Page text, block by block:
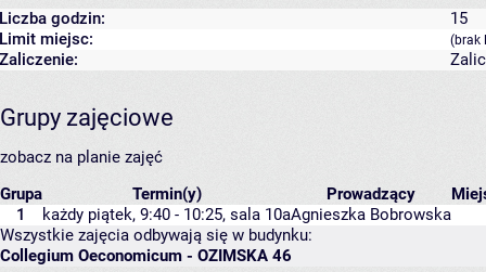
Liczba godzin:
15
Limit miejsc:
(brak
Zaliczenie:
Grupy zajęciowe
zobacz na planie zajęć
Grupa
Termin(y) Prowadzący
1
każdy piątek, 9:40 - 10:25, sala 10aAgnieszka Bobrowska
Wszystkie zajęcia odbywają się w budynku:
Collegium Oeconomicum - OZIMSKA 46